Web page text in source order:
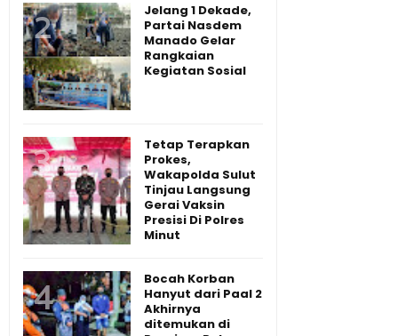
Jelang 1 Dekade,
Partai Nasdem
Manado Gelar
Rangkaian
Kegiatan Sosial
Tetap Terapkan
Prokes,
Wakapolda Sulut
Tinjau Langsung
Gerai Vaksin
Presisi Di Polres
Minut
Bocah Korban
Hanyut dari Paal 2
Akhirnya
ditemukan di